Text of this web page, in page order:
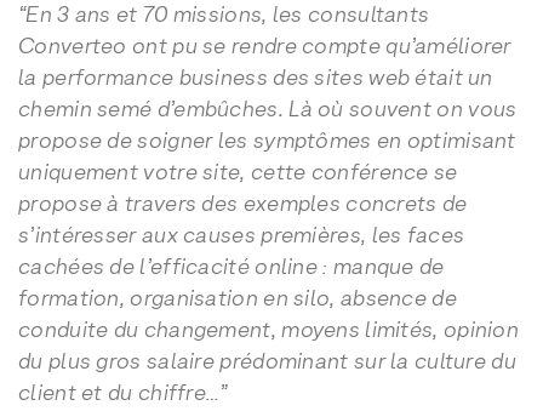
“En 3 ans et 70 missions, les consultants
Converteo ont pu se rendre compte qu’améliorer
la performance business des sites web était un
chemin semé d’embûches. Là où souvent on vous
propose de soigner les symptômes en optimisant
uniquement votre site, cette conférence se
propose à travers des exemples concrets de
s’intéresser aux causes premières, les faces
cachées de l’efficacité online : manque de
formation, organisation en silo, absence de
conduite du changement, moyens limités, opinion
du plus gros salaire prédominant sur la culture du
client et du chiffre…”